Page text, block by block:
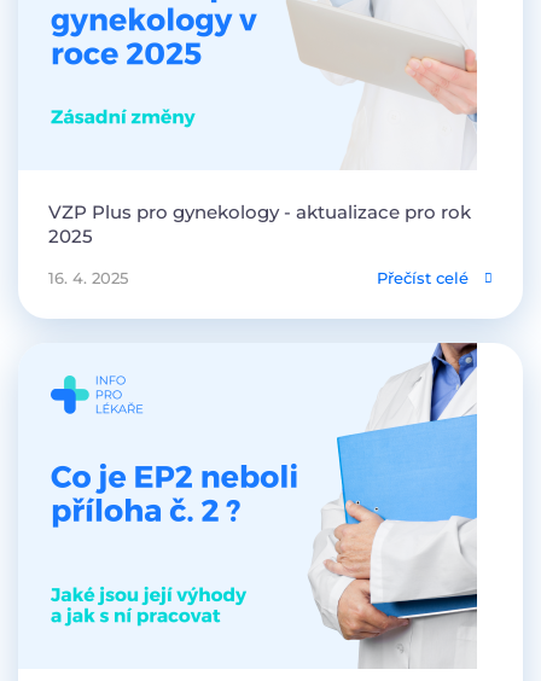
VZP Plus pro gynekology - aktualizace pro rok
2025
16. 4. 2025 Přečíst celé